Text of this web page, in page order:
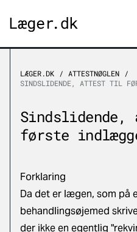
LÆGER.DK
ATTESTNØGLEN
SINDSLIDENDE, ATTEST TIL
første
Forklaring
Da det er lægen, som på
behandlingsøjemed
der ikke en egentlig